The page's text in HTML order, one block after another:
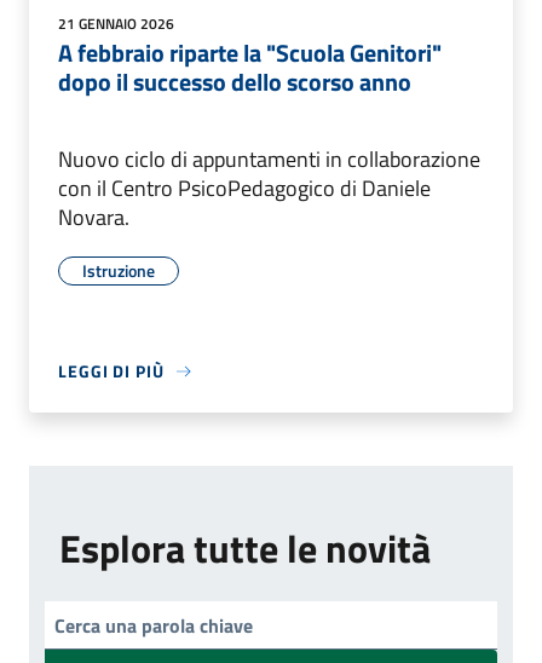
21 GENNAIO 2026
A febbraio riparte la "Scuola Genitori"
dopo il successo dello scorso anno
Nuovo ciclo di appuntamenti in collaborazione
con il Centro PsicoPedagogico di Daniele
Novara.
Istruzione
LEGGI DI PIÙ
Esplora tutte le novità